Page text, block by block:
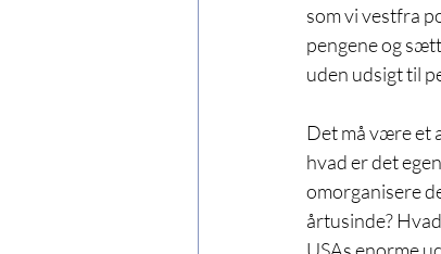
som vi vestfra
pengene og
uden udsigt til
Det må være et
hvad er det
omorganisere
årtusinde?